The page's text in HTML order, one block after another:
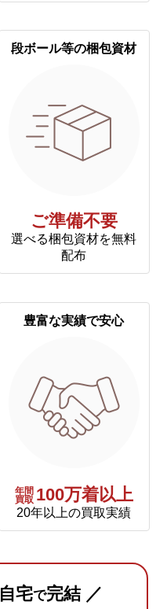
段ボール等の梱包資材
ご準備不要
選べる梱包資材を無料
配布
豊富な実績で安心
年間
買取 100万着以上
20年以上の買取実績
自宅で完結 ／